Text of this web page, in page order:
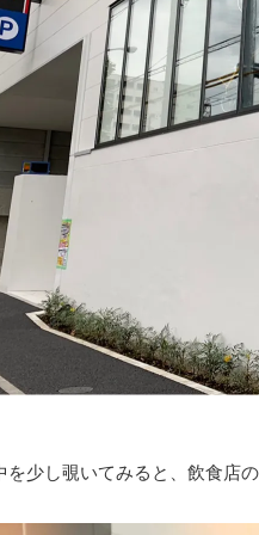
を少し覗いてみると、飲食店